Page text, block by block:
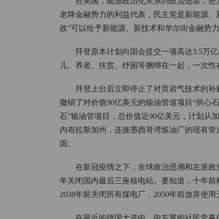
老牌金融势力的利益代表，民主党是新能源
政”可以给予新能源、新技术和华尔街金融势
拜登原本计划向国会提交一项高达3.5万
儿、养老、扶贫、纾困等捆绑在一起，一次
拜登上台后立即停止了对页岩气技术的
撤销了对价值90亿美元的输油管道项目“拱心
石”输油管项目，总价值近90亿美元，计划从
内布拉斯加州，连接墨西哥湾炼油厂的现有
国。
在新冠疫情之下，全球政治思潮和左派
年关闭国内最后三座核电站。要知道，十年
2038年前关闭所有煤电厂，2050年前放弃使用